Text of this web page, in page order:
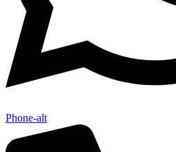
Phone-alt